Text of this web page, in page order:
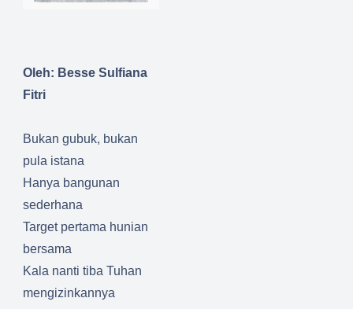
Oleh: Besse Sulfiana
Fitri
Bukan gubuk, bukan
pula istana
Hanya bangunan
sederhana
Target pertama hunian
bersama
Kala nanti tiba Tuhan
mengizinkannya